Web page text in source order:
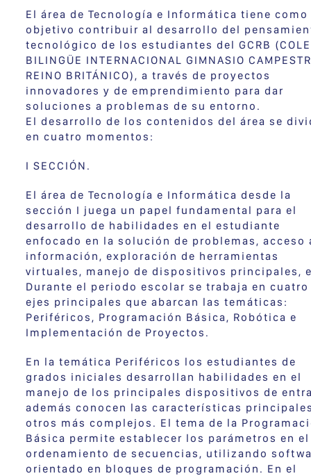
El área de Tecnología e Informática tiene como
objetivo contribuir al desarrollo del
tecnológico de los estudiantes del GCRB
BILINGÜE INTERNACIONAL GIMNASIO
REINO BRITÁNICO), a través de proyectos
innovadores y de emprendimiento para dar
soluciones a problemas de su entorno.
El desarrollo de los contenidos del área se
en cuatro momentos:
I SECCIÓN.
El área de Tecnología e Informática desde la
sección I juega un papel fundamental para el
desarrollo de habilidades en el estudiante
enfocado en la solución de problemas, acceso
información, exploración de herramientas
virtuales, manejo de dispositivos principales,
Durante el periodo escolar se trabaja en cuatro
ejes principales que abarcan las temáticas:
Periféricos, Programación Básica, Robótica e
Implementación de Proyectos.
En la temática Periféricos los estudiantes de
grados iniciales desarrollan habilidades en el
manejo de los principales dispositivos de
además conocen las características
otros más complejos. El tema de la
Básica permite establecer los parámetros en el
ordenamiento de secuencias, utilizando
orientado en bloques de programación. En el